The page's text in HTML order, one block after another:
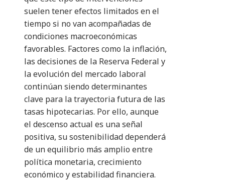
suelen tener efectos limitados en el
tiempo si no van acompañadas de
condiciones macroeconómicas
favorables. Factores como la inflación,
las decisiones de la Reserva Federal y
la evolución del mercado laboral
continúan siendo determinantes
clave para la trayectoria futura de las
tasas hipotecarias. Por ello, aunque
el descenso actual es una señal
positiva, su sostenibilidad dependerá
de un equilibrio más amplio entre
política monetaria, crecimiento
económico y estabilidad financiera.